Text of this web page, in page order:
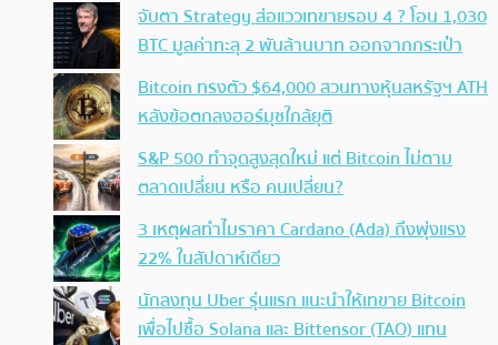
จับตา Strategy ส่อแววเทขายรอบ 4 ? โอน 1,030
BTC มูลค่าทะลุ 2 พันล้านบาท ออกจากกระเป๋า
Bitcoin ทรงตัว $64,000 สวนทางหุ้นสหรัฐฯ ATH
หลังข้อตกลงฮอร์มุซใกล้ยุติ
S&P 500 ทำจุดสูงสุดใหม่ แต่ Bitcoin ไม่ตาม
ตลาดเปลี่ยน หรือ คนเปลี่ยน?
3 เหตุผลทำไมราคา Cardano (Ada) ถึงพุ่งแรง
22% ในสัปดาห์เดียว
นักลงทุน Uber รุ่นแรก แนะนำให้เทขาย Bitcoin
เพื่อไปซื้อ Solana และ Bittensor (TAO) แทน